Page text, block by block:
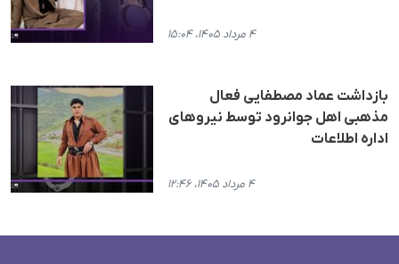
۴ مرداد ۱۴۰۵، ۱۵:۰۴
بازداشت عماد مصطفایی فعال
مذهبی اهل جوانرود توسط نیروهای
اداره اطلاعات
۴ مرداد ۱۴۰۵، ۱۲:۴۶